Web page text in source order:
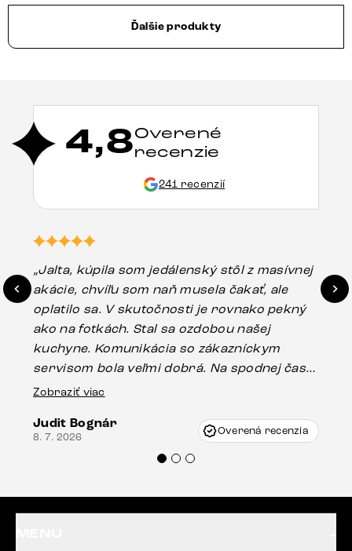
Ďalšie produkty
4,8Overené
recenzie
241 recenzií
„Jalta, kúpila som jedálenský stôl z masívnej
akácie, chvíľu som naň musela čakať, ale
oplatilo sa. V skutočnosti je rovnako pekný
ako na fotkách. Stal sa ozdobou našej
kuchyne. Komunikácia so zákazníckym
servisom bola veľmi dobrá. Na spodnej časti
stola bolo malé poškodenie, pravdepodobne
Vincze pri riešení mojej záležitosti pristúpili
veľmi korektne. Odporúčam produkty Delife
Zobraziť viac
Judit Bognár
8. 7. 2026 Overená recenzia